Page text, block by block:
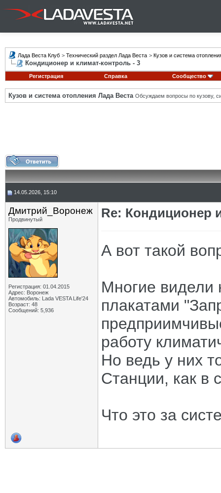
Лада Веста Клуб > Технический раздел Лада Веста > Кузов и система
Кондиционер и климат-контроль - 3
Регистрация Справка Сообщество
Кузов и система отопления Лада Веста Обсуждаем вопросы по кузову,
14.05.2026, 15:10
Дмитрий_Воронеж
Продвинутый
Регистрация: 01.04.2015
Адрес: Воронеж
Автомобиль: Lada VESTA Life'24
Возраст: 48
Сообщений: 5,936
Re: Кондиционер
А вот такой
Многие видели
плакатами
работу
Но ведь у них
Станции, как в
Что это за